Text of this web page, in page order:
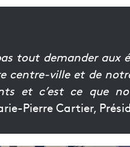
tout demander aux
centre-ville et de
et c’est ce que
Pierre Cartier,